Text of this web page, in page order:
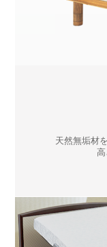
天然無垢材